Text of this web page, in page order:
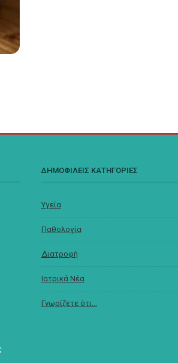
ΔΗΜΟΦΙΛΕΙΣ ΚΑΤΗΓΟΡΙΕΣ
Υγεία
Παθολογία
Διατροφή
Ιατρικά Νέα
Γνωρίζετε ότι...